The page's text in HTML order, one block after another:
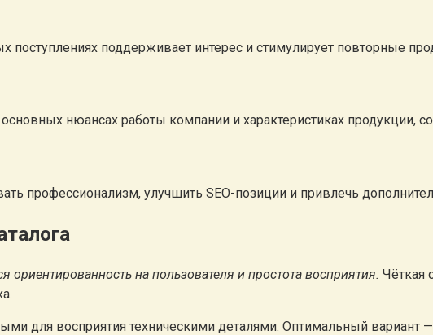
поддерживает интерес и стимулирует повторные
нюансах работы компании и характеристиках продукции,
профессионализм, улучшить SEO-позиции и привлечь
на пользователя и простота восприятия. Чёткая
для восприятия техническими деталями. Оптимальный